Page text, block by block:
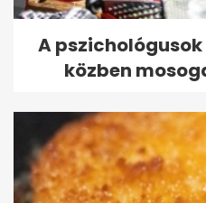
A
közben